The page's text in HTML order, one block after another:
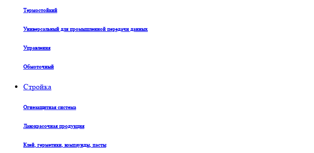
Термостойкий
Универсальный для промышленной передачи данных
Управления
Обмоточный
Стройка
Огнезащитная система
Лакокрасочная продукция
Клей, герметики, компаунды, пасты